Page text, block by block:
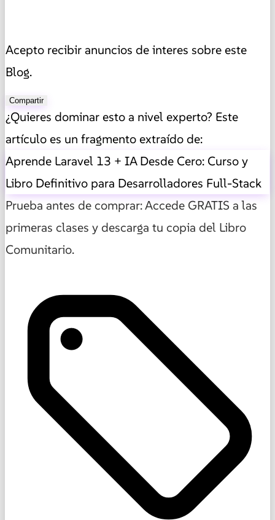
Acepto recibir anuncios de interes sobre este
Blog.
Compartir
¿Quieres dominar esto a nivel experto? Este
artículo es un fragmento extraído de:
Aprende Laravel 13 + IA Desde Cero: Curso y
Libro Definitivo para Desarrolladores Full-Stack
Prueba antes de comprar: Accede GRATIS a las
primeras clases y descarga tu copia del Libro
Comunitario.